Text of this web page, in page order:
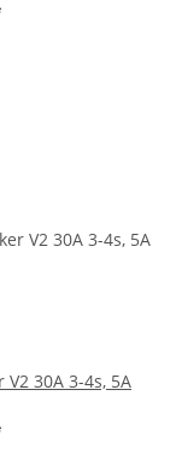
V2 30A 3-4s, 5A